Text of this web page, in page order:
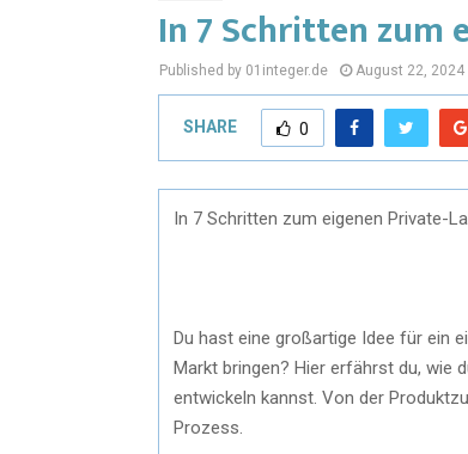
In 7 Schritten zum
Published by 01integer.de August 22, 2024
SHARE 0
In 7 Schritten zum eigenen Private-
Du hast eine großartige Idee für ein
Markt bringen? Hier erfährst du, wie
entwickeln kannst. Von der
Prozess.